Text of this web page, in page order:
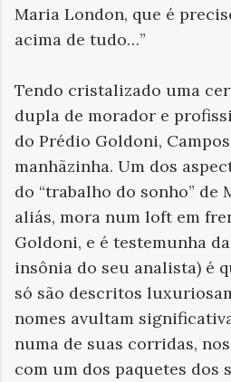
Maria London, que é
acima de tudo…”
Tendo cristalizado uma
dupla de morador e
do Prédio Goldoni,
manhãzinha. Um dos
do “trabalho do sonho” de
aliás, mora num loft em
Goldoni, e é testemunha
insônia do seu analista) é
só são descritos
nomes avultam
numa de suas corridas,
com um dos paquetes dos